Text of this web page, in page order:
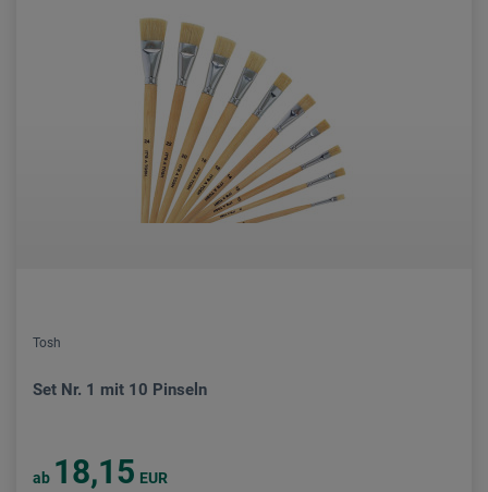
Tosh
Set Nr. 1 mit 10 Pinseln
ab 18,15 EUR